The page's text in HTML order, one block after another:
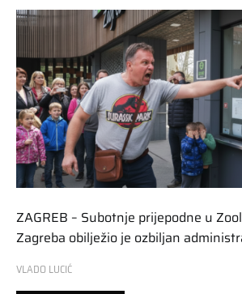
ZAGREB – Subotnje prijepodne u
Zagreba obilježio je ozbiljan
VLADO LUCIĆ